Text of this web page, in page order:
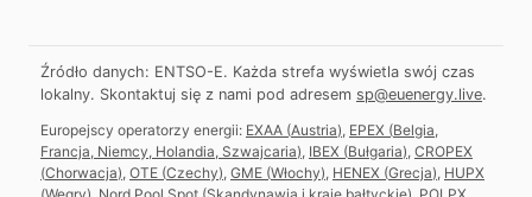
Źródło danych: ENTSO-E. Każda strefa wyświetla swój czas
lokalny. Skontaktuj się z nami pod adresem sp@euenergy.live.
Europejscy operatorzy energii: EXAA (Austria) EPEX (Belgia,
Francja, Niemcy, Holandia, Szwajcaria) IBEX (Bułgaria) CROPEX
(Chorwacja) OTE (Czechy) GME (Włochy) HENEX (Grecja) HUPX